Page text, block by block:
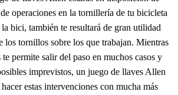
operaciones en la tornillería de tu bicicleta
bici, también te resultará de gran utilidad
los tornillos sobre los que trabajan. Mientras
permite salir del paso en muchos casos y
imprevistos, un juego de llaves Allen
estas intervenciones con mucha más